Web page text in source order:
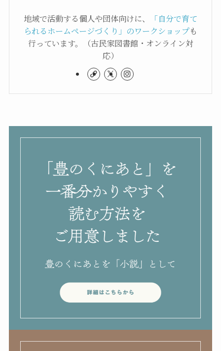
地域で活動する個人や団体向けに、
「自分で育て
られるホームページづくり」のワークショップも
行っています。（古民家図書館・オンライン対
応）